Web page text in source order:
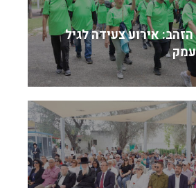
אירוע צעידה לגיל